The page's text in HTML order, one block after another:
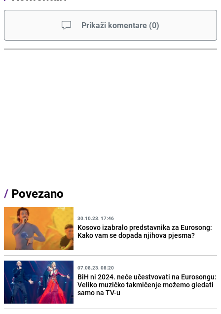
Prikaži komentare (0)
/ Povezano
30.10.23. 17:46
Kosovo izabralo predstavnika za Eurosong:
Kako vam se dopada njihova pjesma?
07.08.23. 08:20
BiH ni 2024. neće učestvovati na Eurosongu:
Veliko muzičko takmičenje možemo gledati
samo na TV-u